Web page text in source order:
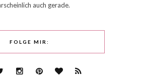
auch gerade.
FOLGE MIR: